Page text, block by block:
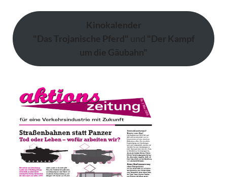
Kinokalender
"Das Trojanische Pferd" und "Der Kampf
um die Gäubahn"